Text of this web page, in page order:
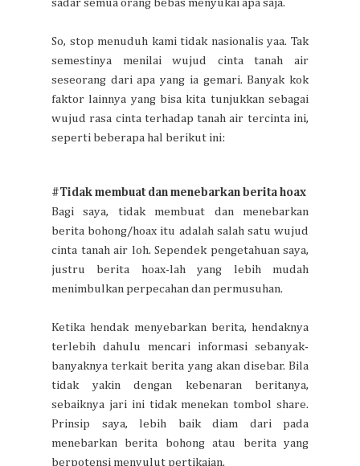
sadar semua orang bebas menyukai apa saja.
So, stop menuduh kami tidak nasionalis yaa. Tak
semestinya menilai wujud cinta tanah air
seseorang dari apa yang ia gemari. Banyak kok
faktor lainnya yang bisa kita tunjukkan sebagai
wujud rasa cinta terhadap tanah air tercinta ini,
seperti beberapa hal berikut ini:
#Tidak membuat dan menebarkan berita hoax
Bagi saya, tidak membuat dan menebarkan
berita bohong/hoax itu adalah salah satu wujud
cinta tanah air loh. Sependek pengetahuan saya,
justru berita hoax-lah yang lebih mudah
menimbulkan perpecahan dan permusuhan.
Ketika hendak menyebarkan berita, hendaknya
terlebih dahulu mencari informasi sebanyak-
banyaknya terkait berita yang akan disebar. Bila
tidak yakin dengan kebenaran beritanya,
sebaiknya jari ini tidak menekan tombol share.
Prinsip saya, lebih baik diam dari pada
menebarkan berita bohong atau berita yang
berpotensi menyulut pertikaian.